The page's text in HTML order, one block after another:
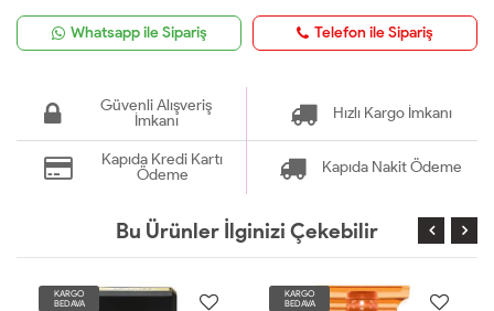
Whatsapp ile Sipariş Telefon ile Sipariş
Güvenli Alışveriş
İmkanı
Hızlı Kargo İmkanı
Kapıda Kredi Kartı
Ödeme
Kapıda Nakit Ödeme
Bu Ürünler İlginizi Çekebilir
KARGO
BEDAVA
KARGO
BEDAVA